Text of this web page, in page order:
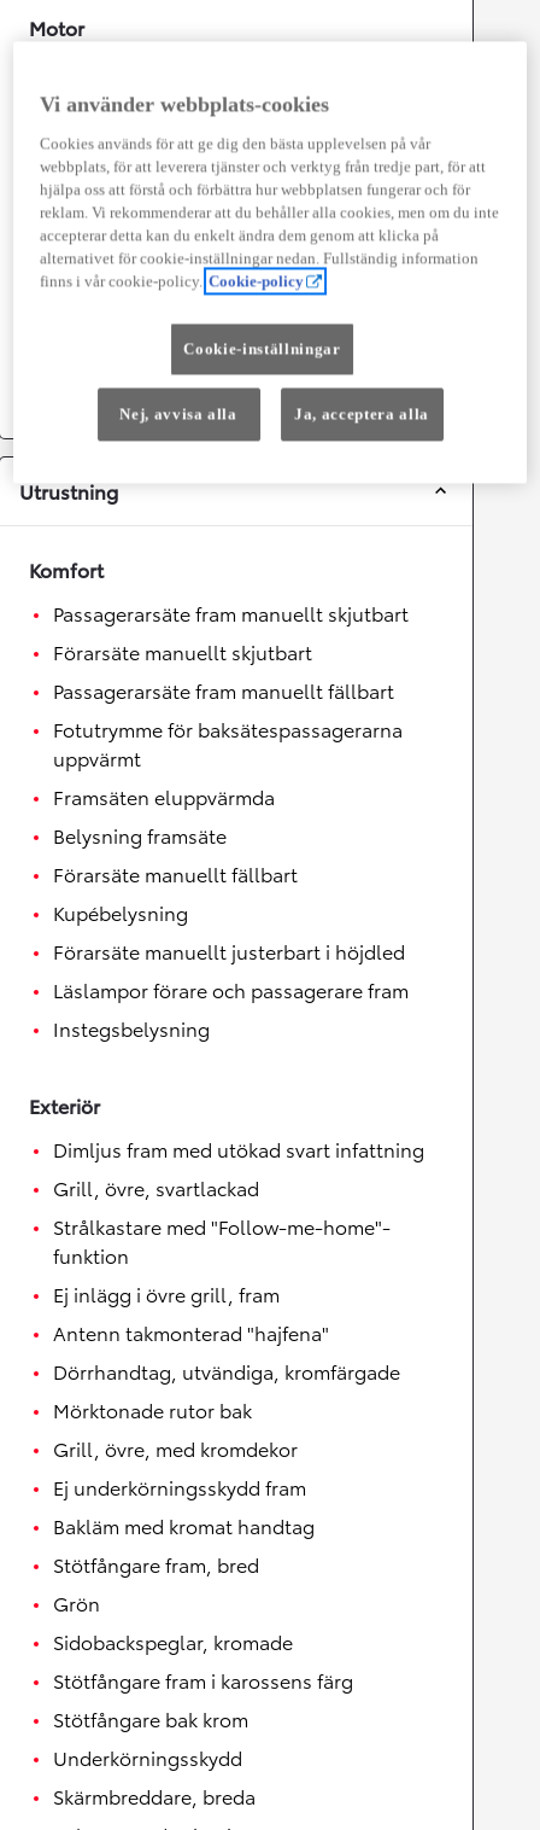
Motor
Kapacitet
Effekt
Prestanda
Topphastighet 170km/h
Acceleration 0-100km/h
12,8sekunder
Växellåda
Automat
Utrustning
Komfort
Passagerarsäte fram manuellt skjutbart
Förarsäte manuellt skjutbart
Passagerarsäte fram manuellt fällbart
Fotutrymme för baksätespassagerarna
uppvärmt
Framsäten eluppvärmda
Belysning framsäte
Förarsäte manuellt fällbart
Kupébelysning
Förarsäte manuellt justerbart i höjdled
Läslampor förare och passagerare fram
Instegsbelysning
Exteriör
Dimljus fram med utökad svart infattning
Grill, övre, svartlackad
Strålkastare med "Follow-me-home"-
funktion
Ej inlägg i övre grill, fram
Antenn takmonterad "hajfena"
Dörrhandtag, utvändiga, kromfärgade
Mörktonade rutor bak
Grill, övre, med kromdekor
Ej underkörningsskydd fram
Bakläm med kromat handtag
Stötfångare fram, bred
Grön
Sidobackspeglar, kromade
Stötfångare fram i karossens färg
Stötfångare bak krom
Underkörningsskydd
Skärmbreddare, breda
Vi använder webbplats-cookies
Cookies används för att ge dig den bästa upplevelsen på vår
webbplats, för att leverera tjänster och verktyg från tredje part, för att
hjälpa oss att förstå och förbättra hur webbplatsen fungerar och för
reklam. Vi rekommenderar att du behåller alla cookies, men om du inte
accepterar detta kan du enkelt ändra dem genom att klicka på
alternativet för cookie-inställningar nedan. Fullständig information
finns i vår cookie-policy. Cookie-policy
Cookie-inställningar
Nej, avvisa alla Ja, acceptera alla